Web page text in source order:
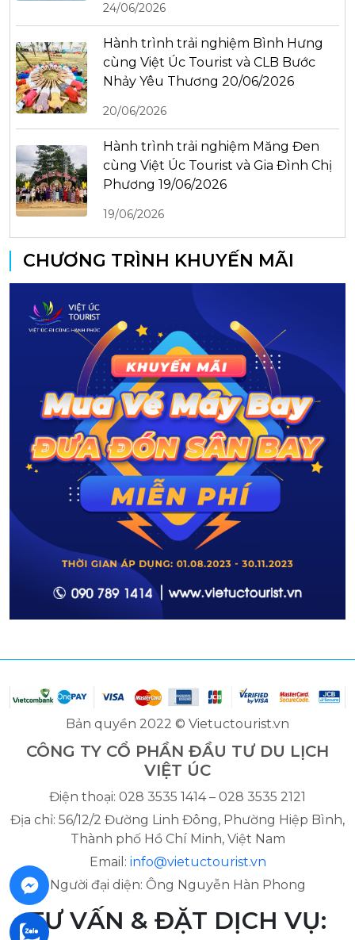
24/06/2026
Hành trình trải nghiệm Bình Hưng
cùng Việt Úc Tourist và CLB Bước
Nhảy Yêu Thương 20/06/2026
20/06/2026
Hành trình trải nghiệm Măng Đen
cùng Việt Úc Tourist và Gia Đình Chị
Phương 19/06/2026
19/06/2026
CHƯƠNG TRÌNH KHUYẾN MÃI
Bản quyền 2022 © Vietuctourist.vn
CÔNG TY CỔ PHẦN ĐẦU TƯ DU LỊCH
VIỆT ÚC
Điện thoại: 028 3535 1414 – 028 3535 2121
Địa chỉ: 56/12/2 Đường Linh Đông, Phường Hiệp Bình,
Thành phố Hồ Chí Minh, Việt Nam
Email: info@vietuctourist.vn
Người đại diện: Ông Nguyễn Hàn Phong
TƯ VẤN & ĐẶT DỊCH VỤ: